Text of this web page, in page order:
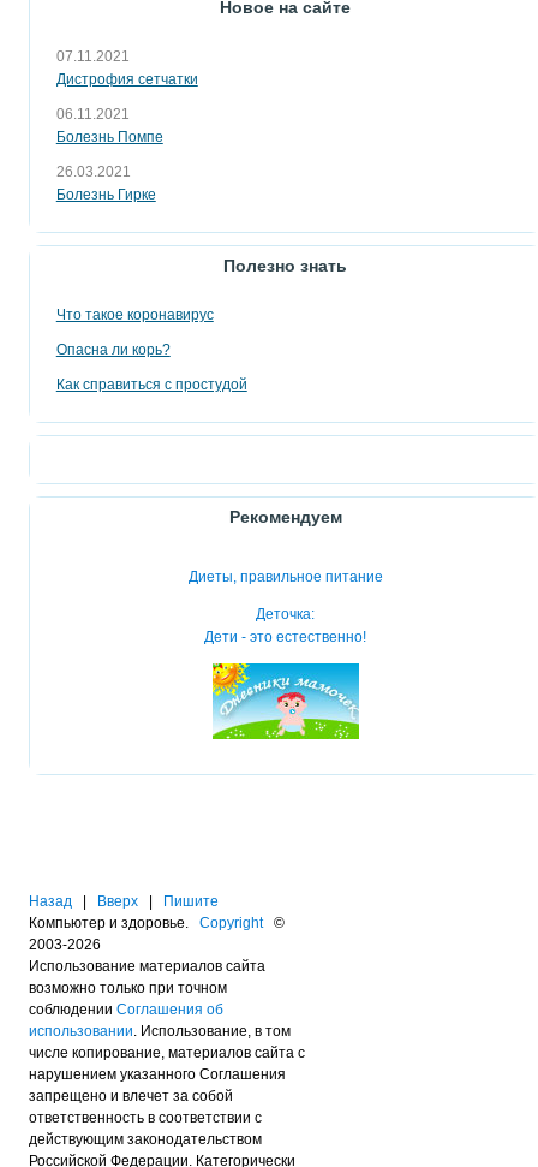
Новое на сайте
07.11.2021
Дистрофия сетчатки
06.11.2021
Болезнь Помпе
26.03.2021
Болезнь Гирке
Полезно знать
Что такое коронавирус
Опасна ли корь?
Как справиться с простудой
Рекомендуем
Диеты, правильное питание
Деточка:
Дети - это естественно!
Назад Вверх
Пишите
Компьютер и здоровье. Copyright©
2003-2026
Использование материалов сайта
возможно только при точном
соблюдении Соглашения об
использовании. Использование, в том
числе копирование, материалов сайта с
нарушением указанного Соглашения
запрещено и влечет за собой
ответственность в соответствии с
действующим законодательством
Российской Федерации. Категорически